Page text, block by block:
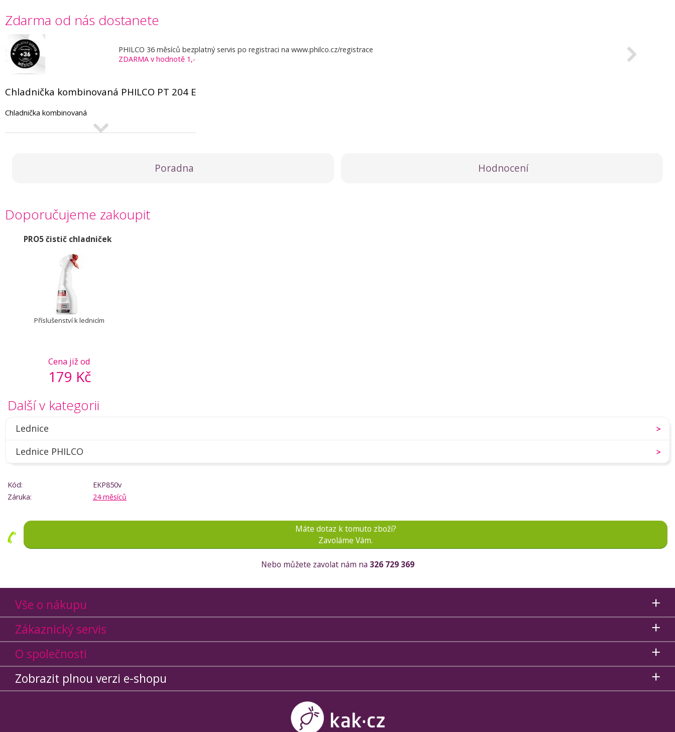
Zdarma od nás dostanete
PHILCO 36 měsíců bezplatný servis po registraci na www.philco.cz/registrace
ZDARMA v hodnotě 1,-
Chladnička kombinovaná PHILCO PT 204 E
Chladnička kombinovaná
Poradna Hodnocení
Doporučujeme zakoupit
PRO5 čistič chladniček
Cena již od
179 Kč
Příslušenství k lednicím
Další v kategorii
Lednice
Lednice PHILCO
Kód:
EKP850v
Záruka:
24 měsíců
Máte dotaz k tomuto zboží?
Zavoláme Vám.
Nebo můžete zavolat nám na 326 729 369
Vše o nákupu
Zákaznický servis
O společnosti
Zobrazit plnou verzi e-shopu